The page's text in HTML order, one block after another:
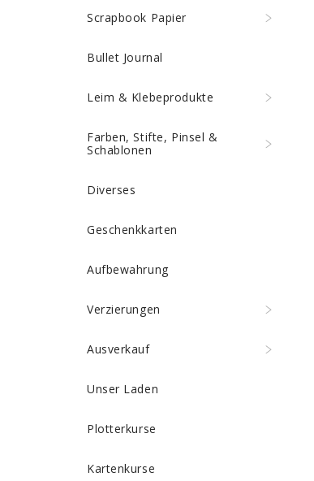
Scrapbook Papier
Bullet Journal
Leim & Klebeprodukte
Farben, Stifte, Pinsel &
Schablonen
Diverses
Geschenkkarten
Aufbewahrung
Verzierungen
Ausverkauf
Unser Laden
Plotterkurse
Kartenkurse